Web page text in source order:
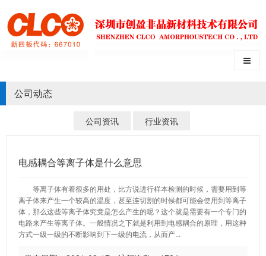
公司动态
公司资讯 行业资讯
电感耦合等离子体是什么意思
等离子体有着很多的用处，比方说进行样本检测的时候，需要用到等
离子体来产生一个较高的温度，甚至连切割的时候都可能会使用到等离子
体，那么这些等离子体究竟是怎么产生的呢？这个就是需要有一个专门的
电路来产生等离子体。一般情况之下就是利用到电感耦合的原理，用这种
方式一级一级的不断影响到下一级的电流，从而产...